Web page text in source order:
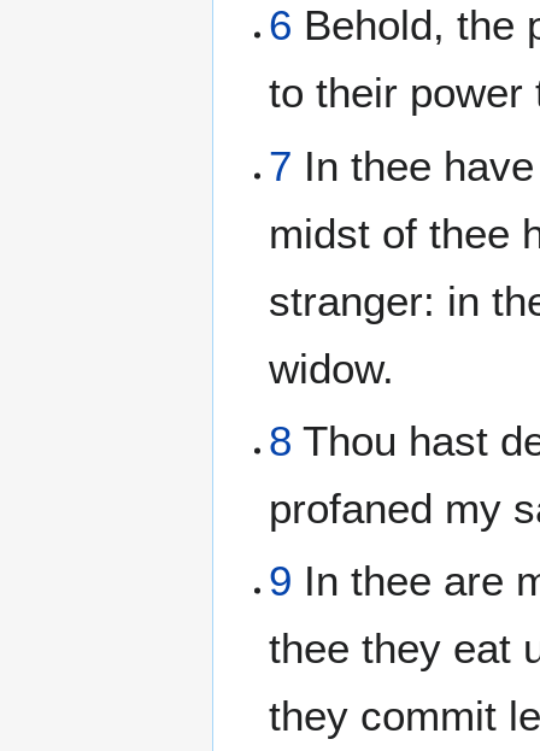
6 Behold, the
to their power
7 In thee
midst of thee
stranger: in
widow.
8 Thou hast
profaned my
9 In thee are
thee they eat
they commit